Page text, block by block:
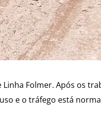
Folmer. Após os
e o tráfego está